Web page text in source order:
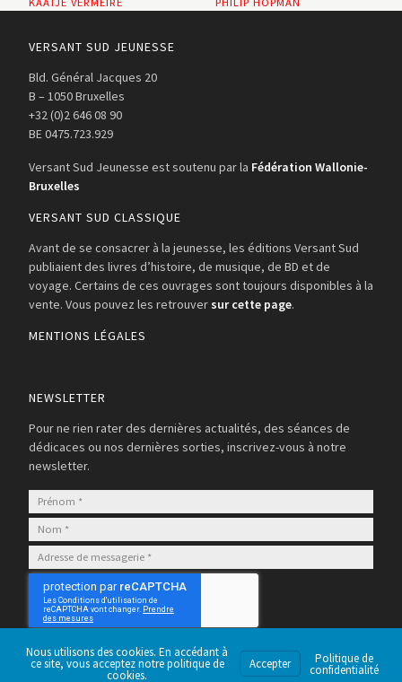
VERSANT SUD JEUNESSE
Bld. Général Jacques 20
B – 1050 Bruxelles
+32 (0)2 646 08 90
BE 0475.723.929
Versant Sud Jeunesse est soutenu par la Fédération Wallonie-
Bruxelles
VERSANT SUD CLASSIQUE
Avant de se consacrer à la jeunesse, les éditions Versant Sud
publiaient des livres d’histoire, de musique, de BD et de
voyage. Certains de ces ouvrages sont toujours disponibles à la
vente. Vous pouvez les retrouver sur cette page.
MENTIONS LÉGALES
NEWSLETTER
Pour ne rien rater des dernières actualités, des séances de
dédicaces ou nos dernières sorties, inscrivez-vous à notre
newsletter.
S’abonner
Nous utilisons des cookies. En accédant à
ce site, vous acceptez notre politique de
cookies.
Accepter Politique de
confidentialité